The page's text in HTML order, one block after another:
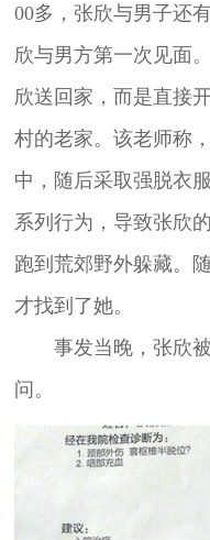
00多，张欣与男子还
欣与男方第一次见面
欣送回家，而是直接
村的老家。该老师称
中，随后采取强脱衣
系列行为，导致张欣
跑到荒郊野外躲藏。
才找到了她。
事发当晚，张欣被
问。